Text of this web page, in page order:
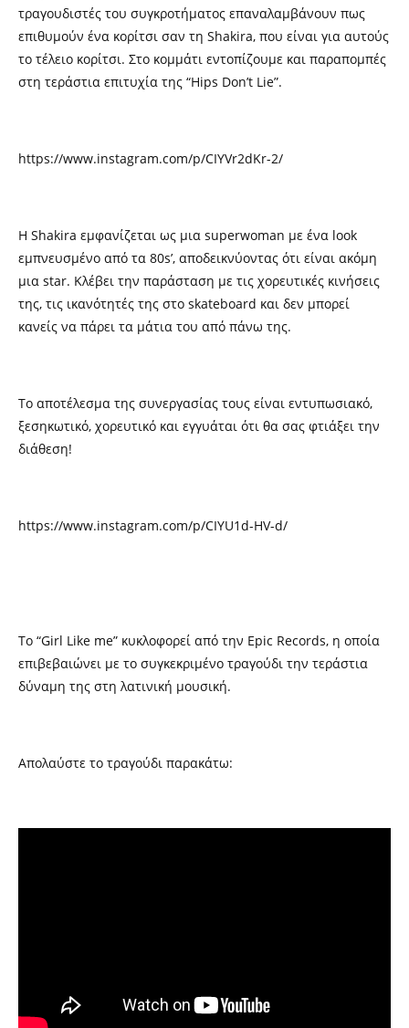
τραγουδιστές του συγκροτήματος επαναλαμβάνουν πως
επιθυμούν ένα κορίτσι σαν τη Shakira, που είναι για αυτούς
το τέλειο κορίτσι. Στο κομμάτι εντοπίζουμε και παραπομπές
στη τεράστια επιτυχία της “Hips Don’t Lie”.
https://www.instagram.com/p/CIYVr2dKr-2/
Η Shakira εμφανίζεται ως μια superwoman με ένα look
εμπνευσμένο από τα 80s’, αποδεικνύοντας ότι είναι ακόμη
μια star. Κλέβει την παράσταση με τις χορευτικές κινήσεις
της, τις ικανότητές της στο skateboard και δεν μπορεί
κανείς να πάρει τα μάτια του από πάνω της.
Το αποτέλεσμα της συνεργασίας τους είναι εντυπωσιακό,
ξεσηκωτικό, χορευτικό και εγγυάται ότι θα σας φτιάξει την
διάθεση!
https://www.instagram.com/p/CIYU1d-HV-d/
Το “Girl Like me” κυκλοφορεί από την Epic Records, η οποία
επιβεβαιώνει με το συγκεκριμένο τραγούδι την τεράστια
δύναμη της στη λατινική μουσική.
Απολαύστε το τραγούδι παρακάτω: